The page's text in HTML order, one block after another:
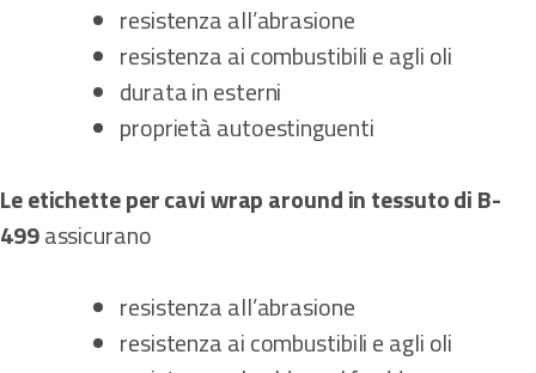
resistenza all’abrasione
resistenza ai combustibili e agli oli
durata in esterni
proprietà autoestinguenti
Le etichette per cavi wrap around in tessuto di B-
499assicurano
resistenza all’abrasione
resistenza ai combustibili e agli oli